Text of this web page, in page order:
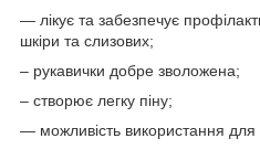
— лікує та забезпечує
шкіри та слизових;
– рукавички добре зволожена;
– створює легку піну;
— можливість використання для